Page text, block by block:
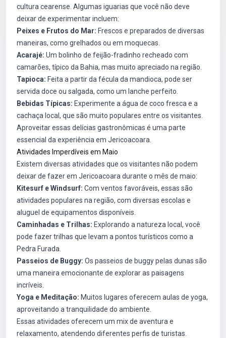
cultura cearense. Algumas iguarias que você não deve
deixar de experimentar incluem:
Peixes e Frutos do Mar: Frescos e preparados de diversas
maneiras, como grelhados ou em moquecas.
Acarajé: Um bolinho de feijão-fradinho recheado com
camarões, típico da Bahia, mas muito apreciado na região.
Tapioca: Feita a partir da fécula da mandioca, pode ser
servida doce ou salgada, como um lanche perfeito.
Bebidas Típicas: Experimente a água de coco fresca e a
cachaça local, que são muito populares entre os visitantes.
Aproveitar essas delícias gastronômicas é uma parte
essencial da experiência em Jericoacoara.
Atividades Imperdíveis em Maio
Existem diversas atividades que os visitantes não podem
deixar de fazer em Jericoacoara durante o mês de maio:
Kitesurf e Windsurf: Com ventos favoráveis, essas são
atividades populares na região, com diversas escolas e
aluguel de equipamentos disponíveis.
Caminhadas e Trilhas: Explorando a natureza local, você
pode fazer trilhas que levam a pontos turísticos como a
Pedra Furada.
Passeios de Buggy: Os passeios de buggy pelas dunas são
uma maneira emocionante de explorar as paisagens
incríveis.
Yoga e Meditação: Muitos lugares oferecem aulas de yoga,
aproveitando a tranquilidade do ambiente.
Essas atividades oferecem um mix de aventura e
relaxamento, atendendo diferentes perfis de turistas.